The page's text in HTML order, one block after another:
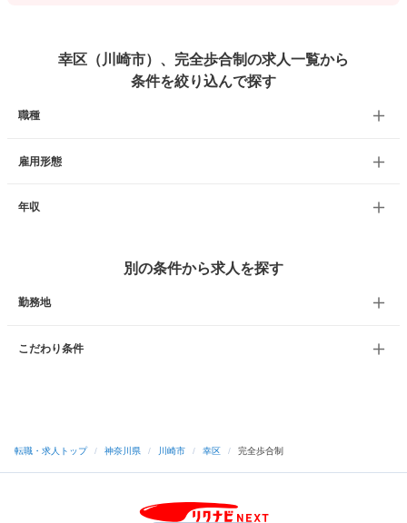
幸区（川崎市）、完全歩合制の求人一覧から
条件を絞り込んで探す
職種
雇用形態
年収
別の条件から求人を探す
勤務地
こだわり条件
転職・求人トップ / 神奈川県 / 川崎市 / 幸区 / 完全歩合制